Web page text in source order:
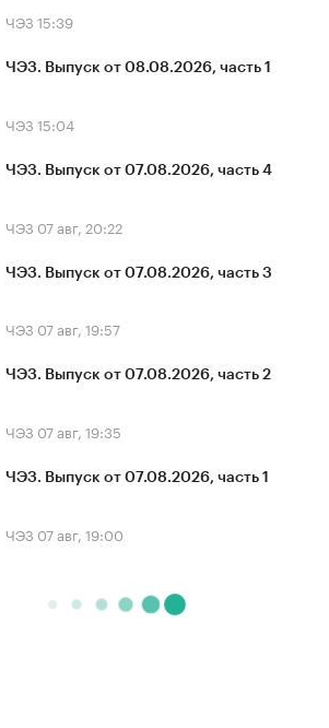
ЧЭЗ 15:39
ЧЭЗ. Выпуск от 08.08.2026, часть 1
ЧЭЗ 15:04
ЧЭЗ. Выпуск от 07.08.2026, часть 4
ЧЭЗ 07 авг, 20:22
ЧЭЗ. Выпуск от 07.08.2026, часть 3
ЧЭЗ 07 авг, 19:57
ЧЭЗ. Выпуск от 07.08.2026, часть 2
ЧЭЗ 07 авг, 19:35
ЧЭЗ. Выпуск от 07.08.2026, часть 1
ЧЭЗ 07 авг, 19:00